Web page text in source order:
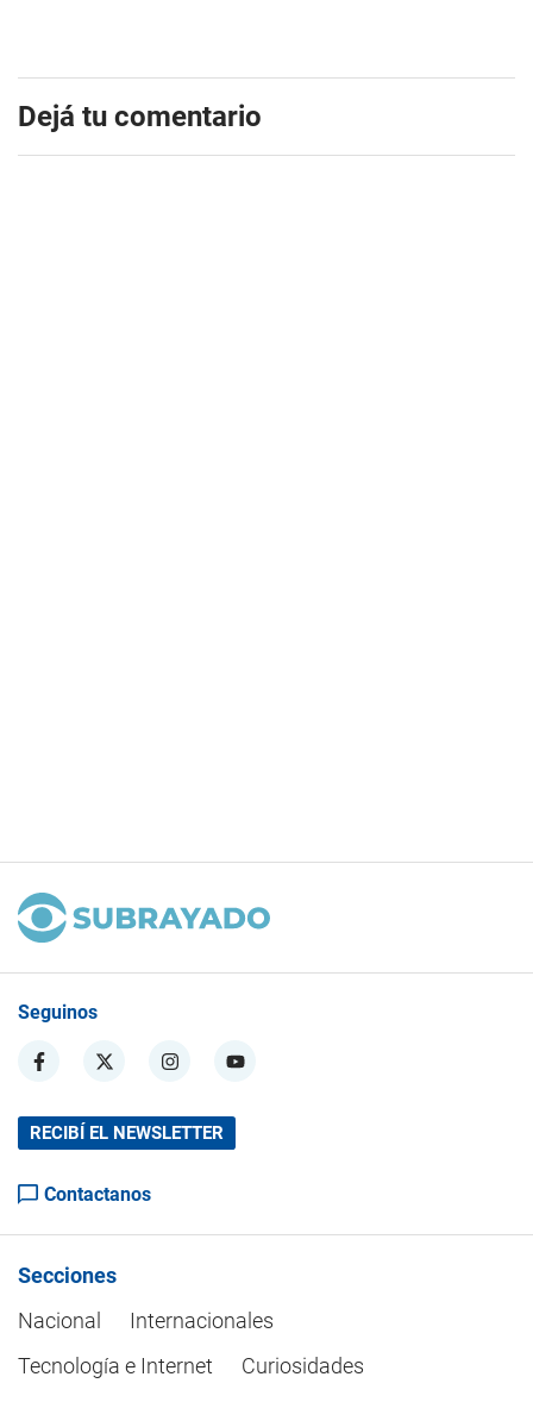
Dejá tu comentario
Seguinos
RECIBÍ EL NEWSLETTER
Contactanos
Secciones
Nacional
Internacionales
Tecnología e Internet
Curiosidades